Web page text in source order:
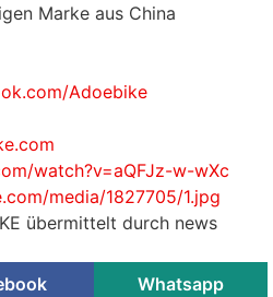
Marke aus China
Adoebike
watch?v=aQFJz-w-wXc
media/1827705/1.jpg
übermittelt durch news
Whatsapp